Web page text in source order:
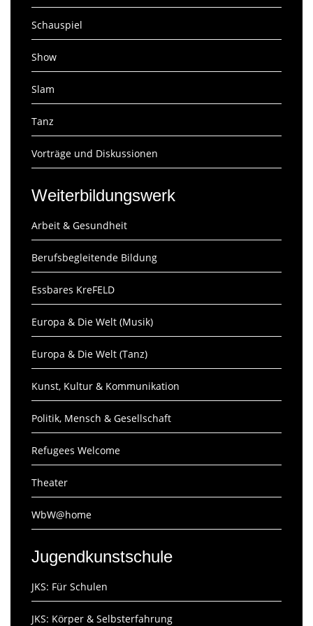
Schauspiel
Show
Slam
Tanz
Vorträge und Diskussionen
Weiterbildungswerk
Arbeit & Gesundheit
Berufsbegleitende Bildung
Essbares KreFELD
Europa & Die Welt (Musik)
Europa & Die Welt (Tanz)
Kunst, Kultur & Kommunikation
Politik, Mensch & Gesellschaft
Refugees Welcome
Theater
WbW@home
Jugendkunstschule
JKS: Für Schulen
JKS: Körper & Selbsterfahrung